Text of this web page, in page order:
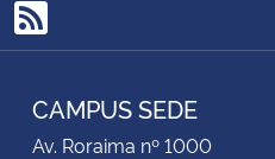
RSS
CAMPUS SEDE
Av. Roraima nº 1000